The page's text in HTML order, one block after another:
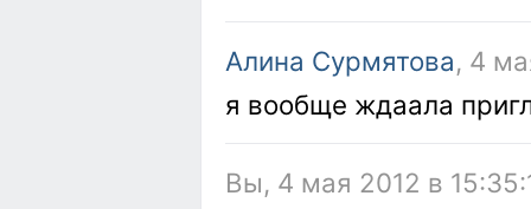
Алина Сурмятова, 4
я вообще ждаала
Вы, 4 мая 2012 в